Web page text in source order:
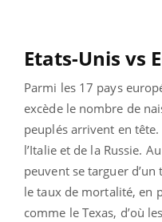
Etats-Unis vs
Parmi les 17 pays
excède le nombre de
peuplés arrivent en tête.
l’Italie et de la Russie.
peuvent se targuer
le taux de mortalité, en
comme le Texas, d’où